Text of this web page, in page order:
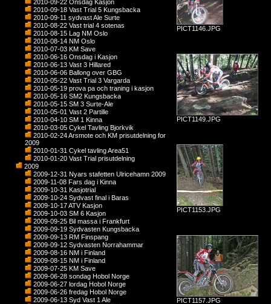
2010-09-22 Onsdag Kasjon
2010-09-18 Vast Trial 5 Kungsbacka
2010-09-11 sydvast Ale Surte
2010-08-22 Vast trial 4 sotenas
2010-08-15 Lag NM Oslo
2010-08-14 NM Oslo
2010-07-03 KM Save
2010-06-16 Onsdag i Kasjon
2010-06-13 Vast 3 Hillared
2010-06-06 Ballong over GBG
2010-05-22 Vast Trial 3 Vargarda
2010-05-19 prova pa och traning i kasjon
2010-05-16 SM2 Kungsbacka
2010-05-15 SM 3 Surte-Ale
2010-05-01 Vast 2 Partille
2010-04-10 SM 1 Kinna
2010-03-05 Cykel Tavling Bjorkvik
2010-02-24 Arsmote och KM prisutdelning for
2009
2010-01-31 Cykel tavling Area51
2010-01-20 Vast Trial prisutdelning
2009
2009-12-31 Nyars stafetten Ulricehamn 2009
2009-11-08 Fars dag i Kinna
2009-10-31 Kasjotrial
2009-10-24 Sydvast final i Baras
2009-10-17 ATV Kasjon
2009-10-03 SM 6 Kasjon
2009-09-25 Bil massa i Frankfurt
2009-09-19 Sydvasten Kungsbacka
2009-09-13 RM Finspang
2009-09-12 Sydvasten Norrahammar
2009-08-16 NM i Finland
2009-08-15 NM i Finland
2009-07-25 KM Save
2009-06-28 sondag Hobol Norge
2009-06-27 lordag Hobol Norge
2009-06-26 fredag Hobol Norge
2009-06-13 Syd Vast 1 Ale
PICT1146.JPG
PICT1149.JPG
PICT1153.JPG
PICT1157.JPG